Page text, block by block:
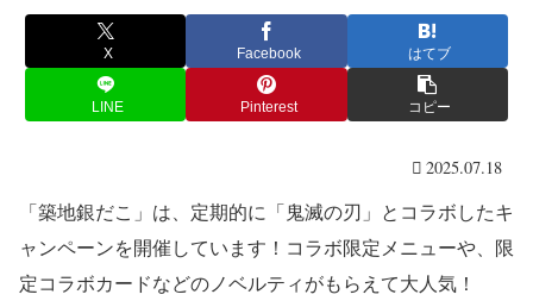
X Facebook はてブ
LINE Pinterest コピー
2025.07.18
「築地銀だこ」は、定期的に「鬼滅の刃」とコラボしたキ
ャンペーンを開催しています！コラボ限定メニューや、限
定コラボカードなどのノベルティがもらえて大人気！